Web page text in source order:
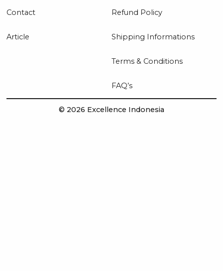
Contact
Article
Refund Policy
Shipping Informations
Terms & Conditions
FAQ’s
© 2026 Excellence Indonesia